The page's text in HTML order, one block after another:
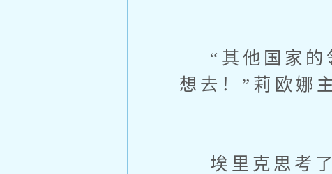
“其他国家的
想去！”莉欧娜
埃里克思考了